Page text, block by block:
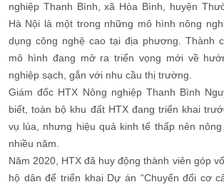
nghiệp Thanh Bình, xã Hòa Bình, huyện
Hà Nội là một trong những mô hình nông
dụng công nghệ cao tại địa phương. Thành
mô hình đang mở ra triển vọng mới về
nghiệp sạch, gắn với nhu cầu thị trường.
Giám đốc HTX Nông nghiệp Thanh Bình
biết, toàn bộ khu đất HTX đang triển khai
vụ lúa, nhưng hiệu quả kinh tế thấp nên
nhiều năm.
Năm 2020, HTX đã huy động thành viên góp
hộ dân để triển khai Dự án “Chuyển đổi cơ